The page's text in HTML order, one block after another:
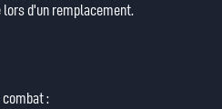
d'un remplacement.
: